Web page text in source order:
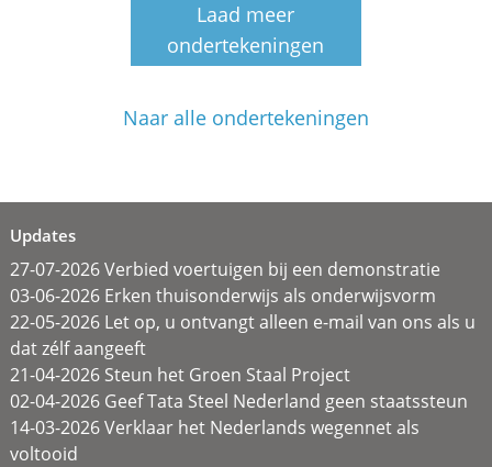
Laad meer
ondertekeningen
Naar alle ondertekeningen
Updates
27-07-2026 Verbied voertuigen bij een demonstratie
03-06-2026 Erken thuisonderwijs als onderwijsvorm
22-05-2026 Let op, u ontvangt alleen e-mail van ons als u
dat zélf aangeeft
21-04-2026 Steun het Groen Staal Project
02-04-2026 Geef Tata Steel Nederland geen staatssteun
14-03-2026 Verklaar het Nederlands wegennet als
voltooid